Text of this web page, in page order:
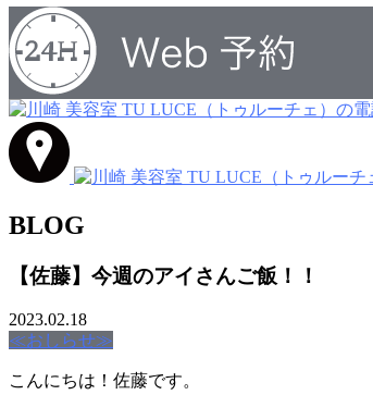
BLOG
【佐藤】今週のアイさんご飯！！
2023.02.18
≪おしらせ≫
こんにちは！佐藤です。